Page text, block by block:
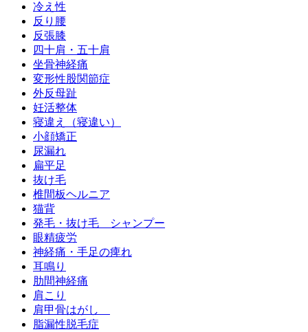
冷え性
反り腰
反張膝
四十肩・五十肩
坐骨神経痛
変形性股関節症
外反母趾
妊活整体
寝違え（寝違い）
小顔矯正
尿漏れ
扁平足
抜け毛
椎間板ヘルニア
猫背
発毛・抜け毛 シャンプー
眼精疲労
神経痛・手足の痺れ
耳鳴り
肋間神経痛
肩こり
肩甲骨はがし
脂漏性脱毛症